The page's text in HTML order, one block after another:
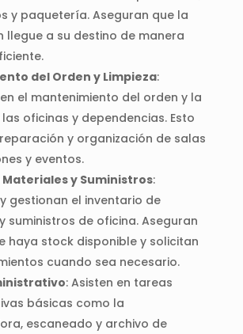
y paquetería. Aseguran que la
llegue a su destino de manera
del Orden y Limpieza:
el mantenimiento del orden y la
oficinas y dependencias. Esto
y organización de salas
y eventos.
y Suministros:
gestionan el inventario de
suministros de oficina. Aseguran
haya stock disponible y solicitan
cuando sea necesario.
: Asisten en tareas
básicas como la
escaneado y archivo de